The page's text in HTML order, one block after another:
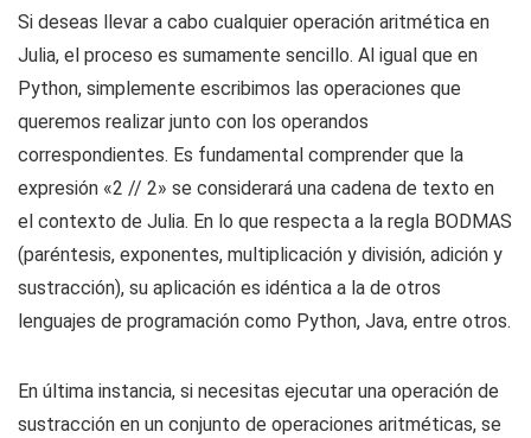
Si deseas llevar a cabo cualquier operación aritmética en
Julia, el proceso es sumamente sencillo. Al igual que en
Python, simplemente escribimos las operaciones que
queremos realizar junto con los operandos
correspondientes. Es fundamental comprender que la
expresión «2 // 2» se considerará una cadena de texto en
el contexto de Julia. En lo que respecta a la regla BODMAS
(paréntesis, exponentes, multiplicación y división, adición y
sustracción), su aplicación es idéntica a la de otros
lenguajes de programación como Python, Java, entre otros.
En última instancia, si necesitas ejecutar una operación de
sustracción en un conjunto de operaciones aritméticas, se